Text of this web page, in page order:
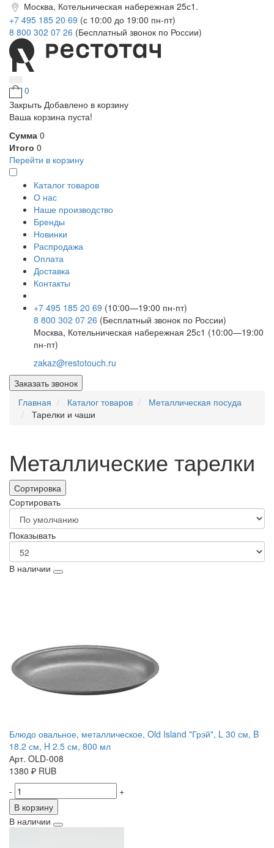
Москва, Котельническая набережная 25с1.
+7 495 185 20 69 (с 10:00 до 19:00 пн-пт)
8 800 302 07 26 (Бесплатный звонок по России)
0
Закрыть Добавлено в корзину
Ваша корзина пуста!
Сумма 0
Итого 0
Перейти в корзину
Каталог товаров
О нас
Наше производство
Бренды
Новинки
Распродажа
Оплата
Доставка
Контакты
+7 495 185 20 69 (10:00—19:00 пн-пт)
8 800 302 07 26 (Бесплатный звонок по России)
Москва, Котельническая набережная 25с1 (10:00—19:00
пн-пт)
zakaz@restotouch.ru
Заказать звонок
Главная
Каталог товаров
Металлическая посуда
Тарелки и чаши
Металлические тарелки
Сортировка
Сортировать
Показывать
В наличии
Блюдо овальное, металлическое, Old Island "Грэй", L 30 см, B
18.2 см, H 2.5 см, 800 мл
Арт. OLD-008
1380 ₽ RUB
-
+
В корзину
В наличии